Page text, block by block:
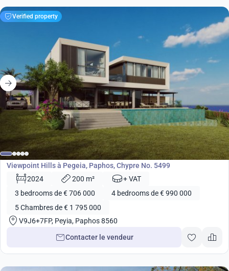
Verified property
de€706 000
Développement
Viewpoint Hills à Pegeia, Paphos, Chypre No. 5499
2024
200 m²
+ VAT
3 bedrooms de € 706 000
4 bedrooms de € 990 000
5 Chambres de € 1 795 000
V9J6+7FP, Peyia, Paphos 8560
Contacter le vendeur